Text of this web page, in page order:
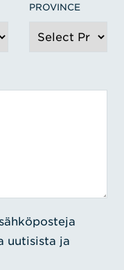
PROVINCE
uutisista ja